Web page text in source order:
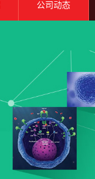
公司动态